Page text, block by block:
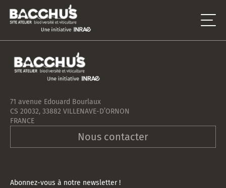
71 avenue Edouard Bourlaux
CS 20032, 33882 VILLENAVE-D’ORNON
FRANCE
Nous contacter
Abonnez-vous à notre newsletter !